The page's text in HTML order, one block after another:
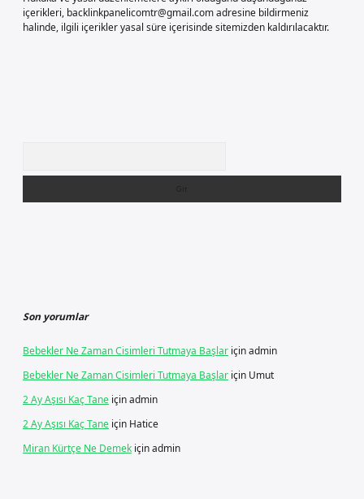
içerikleri, backlinkpanelicomtr@gmail.comadresine bildirmeniz
halinde, ilgili içerikler yasal süre içerisinde sitemizden kaldırılacaktır.
Son yorumlar
Bebekler Ne Zaman Cisimleri Tutmaya Başlar içinadmin
Bebekler Ne Zaman Cisimleri Tutmaya Başlar için Umut
2 Ay Aşısı Kaç Tane içinadmin
2 Ay Aşısı Kaç Tane için Hatice
Miran Kürtçe Ne Demek içinadmin